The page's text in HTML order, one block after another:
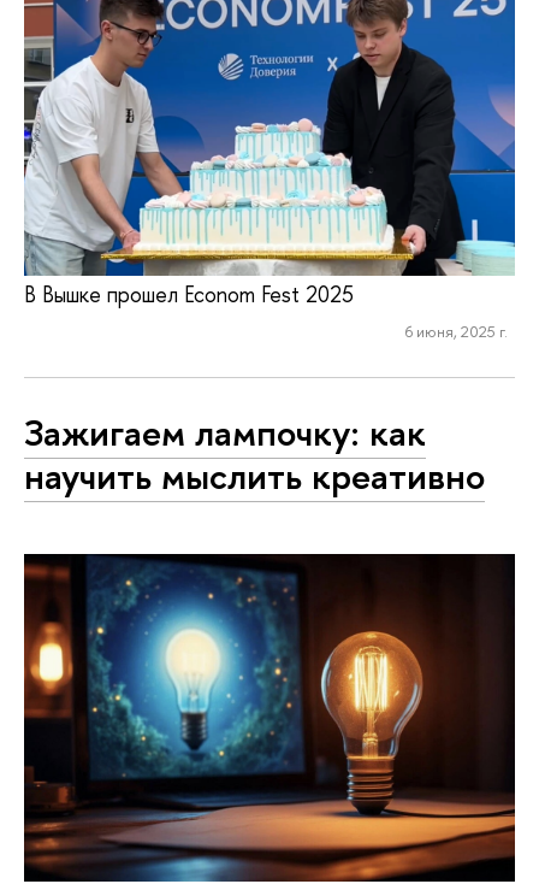
В Вышке прошел Econom Fest 2025
6 июня, 2025 г.
Зажигаем лампочку: как
научить мыслить креативно